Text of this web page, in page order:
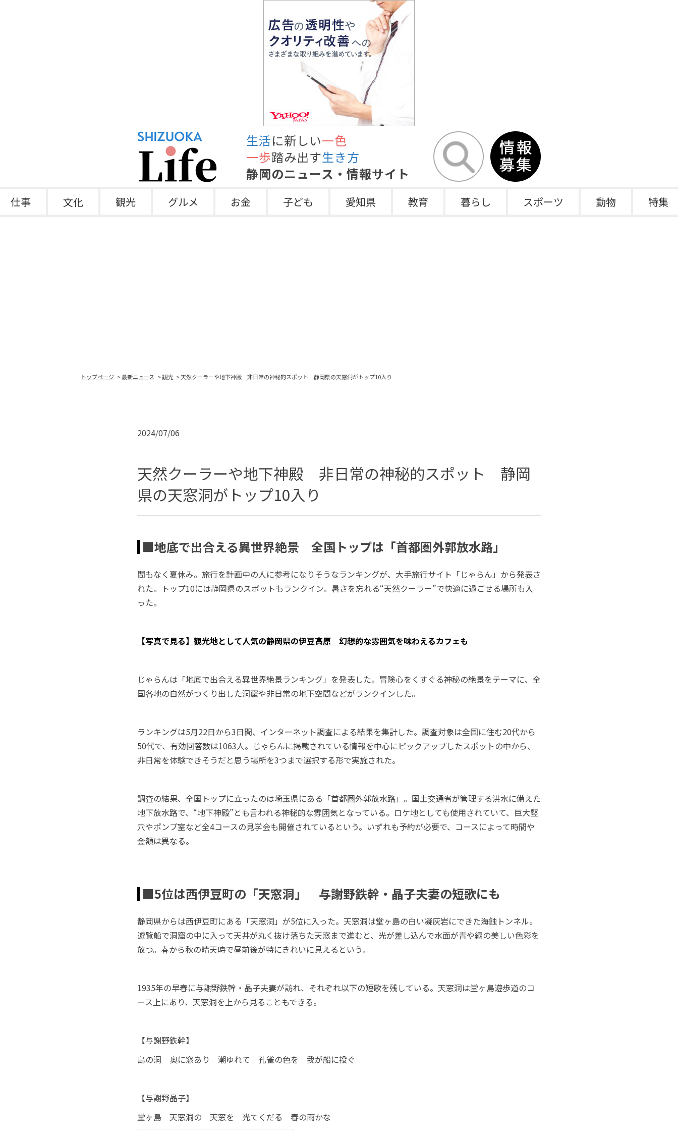
生活に新しい一色
一歩踏み出す生き方
静岡のニュース・情報サイト
仕事 文化 観光 グルメ お金 子ども 愛知県 教育 暮らし スポーツ 動物 特集
トップページ 最新ニュース 観光 天然クーラーや地下神殿 非日常の神秘的スポット 静岡県の天窓洞がトップ10入り
2024/07/06
天然クーラーや地下神殿 非日常の神秘的スポット 静岡
県の天窓洞がトップ10入り
■地底で出合える異世界絶景 全国トップは「首都圏外郭放水路」
間もなく夏休み。旅行を計画中の人に参考になりそうなランキングが、大手旅行サイト「じゃらん」から発表さ
れた。トップ10には静岡県のスポットもランクイン。暑さを忘れる“天然クーラー”で快適に過ごせる場所も入
った。
【写真で見る】観光地として人気の静岡県の伊豆高原 幻想的な雰囲気を味わえるカフェも
じゃらんは「地底で出合える異世界絶景ランキング」を発表した。冒険心をくすぐる神秘の絶景をテーマに、全
国各地の自然がつくり出した洞窟や非日常の地下空間などがランクインした。
ランキングは5月22日から3日間、インターネット調査による結果を集計した。調査対象は全国に住む20代から
50代で、有効回答数は1063人。じゃらんに掲載されている情報を中心にピックアップしたスポットの中から、
非日常を体験できそうだと思う場所を3つまで選択する形で実施された。
調査の結果、全国トップに立ったのは埼玉県にある「首都圏外郭放水路」。国土交通省が管理する洪水に備えた
地下放水路で、“地下神殿”とも言われる神秘的な雰囲気となっている。ロケ地としても使用されていて、巨大竪
穴やポンプ室など全4コースの見学会も開催されているという。いずれも予約が必要で、コースによって時間や
金額は異なる。
■5位は西伊豆町の「天窓洞」 与謝野鉄幹・晶子夫妻の短歌にも
静岡県からは西伊豆町にある「天窓洞」が5位に入った。天窓洞は堂ヶ島の白い凝灰岩にできた海蝕トンネル。
遊覧船で洞窟の中に入って天井が丸く抜け落ちた天窓まで進むと、光が差し込んで水面が青や緑の美しい色彩を
放つ。春から秋の晴天時で昼前後が特にきれいに見えるという。
1935年の早春に与謝野鉄幹・晶子夫妻が訪れ、それぞれ以下の短歌を残している。天窓洞は堂ヶ島遊歩道のコ
ース上にあり、天窓洞を上から見ることもできる。
【与謝野鉄幹】
島の洞 奥に窓あり 潮ゆれて 孔雀の色を 我が船に投ぐ
【与謝野晶子】
堂ヶ島 天窓洞の 天窓を 光てくだる 春の雨かな